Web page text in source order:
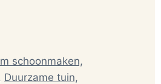
schoonmaken,
Duurzame tuin,